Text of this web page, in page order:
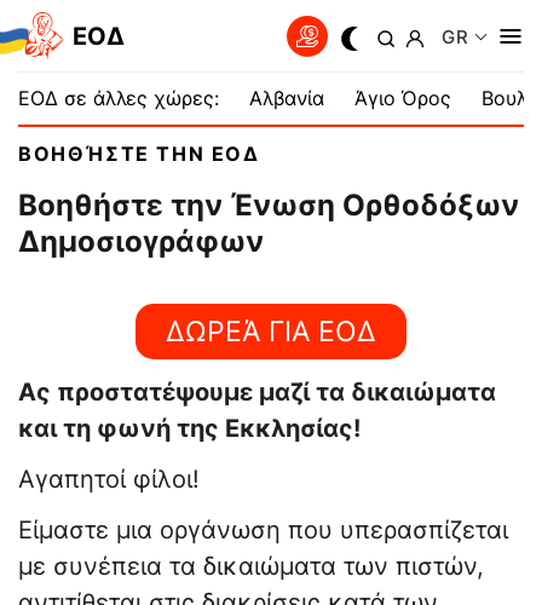
EOΔ GR
ΕΟΔ σε άλλες χώρες: Αλβανία Άγιο Όρος
ΒΟΗΘΉΣΤΕ ΤΗΝ EOΔ
Βοηθήστε την Ένωση Ορθοδόξων
Δημοσιογράφων
ΔΩΡΕΆ ΓΙΑ EOΔ
Ας προστατέψουμε μαζί τα δικαιώματα
και τη φωνή της Εκκλησίας!
Αγαπητοί φίλοι!
Είμαστε μια οργάνωση που υπερασπίζεται
με συνέπεια τα δικαιώματα των πιστών,